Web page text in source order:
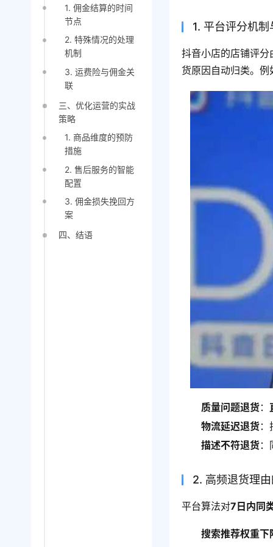
1. 佣金结算的时间
节点
2. 特殊情况的处理
机制
3. 运费险与佣金关
联
三、优化运营的实战
策略
1. 商品维度的预防
措施
2. 售后服务的智能
配置
3. 佣金损失挽回方
案
四、结语
1. 平台评分机
抖音小店的店铺评分
货原因自动归类。例
质量问题退货：
物流延迟退货：
描述不符退货
2. 高频退货理
平台算法对7日内同
搜索推荐权重